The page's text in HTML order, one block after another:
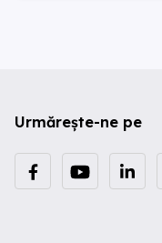
Urmărește-ne pe